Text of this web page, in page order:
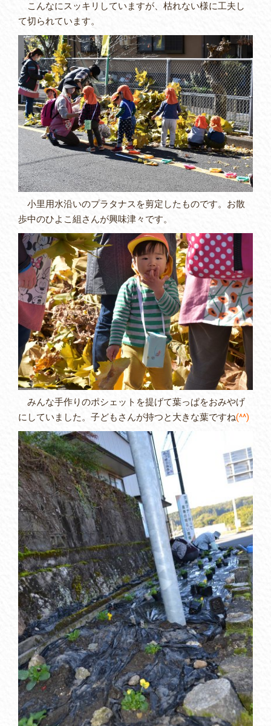
こんなにスッキリしていますが、枯れない様に工夫し
て切られています。
小里用水沿いのプラタナスを剪定したものです。お散
歩中のひよこ組さんが興味津々です。
みんな手作りのポシェットを提げて葉っぱをおみやげ
にしていました。子どもさんが持つと大きな葉ですね(^^)